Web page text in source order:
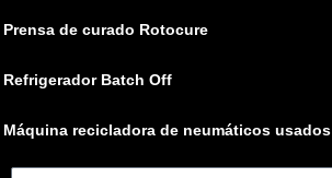
Prensa de curado Rotocure
Refrigerador Batch Off
Máquina recicladora de neumáticos usados